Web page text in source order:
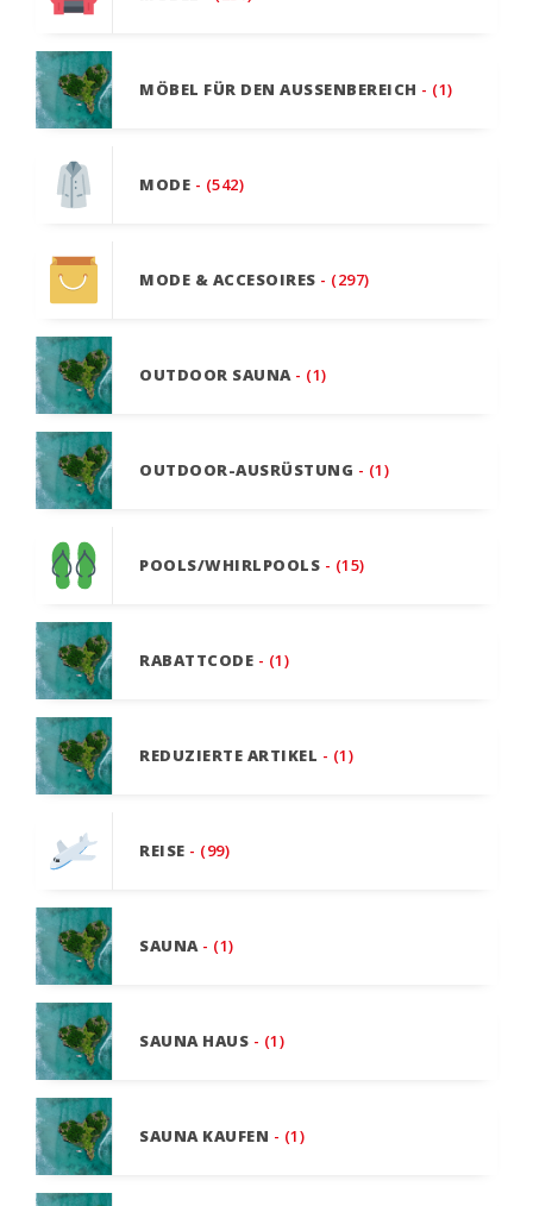
MÖBEL FÜR DEN AUSSENBEREICH - (1)
MODE - (542)
MODE & ACCESOIRES - (297)
OUTDOOR SAUNA - (1)
OUTDOOR-AUSRÜSTUNG - (1)
POOLS/WHIRLPOOLS - (15)
RABATTCODE - (1)
REDUZIERTE ARTIKEL - (1)
REISE - (99)
SAUNA - (1)
SAUNA HAUS - (1)
SAUNA KAUFEN - (1)